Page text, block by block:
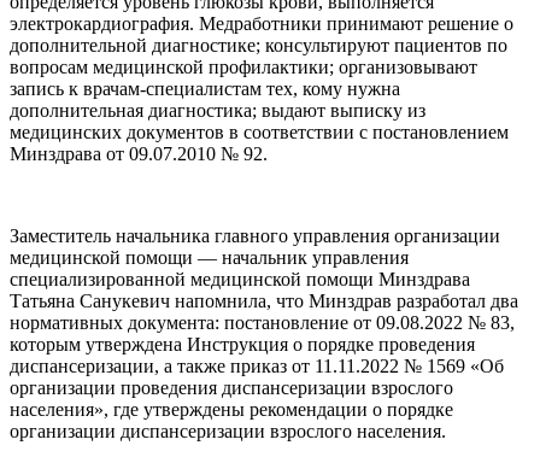
электрокардиография. Медработники принимают решение о
дополнительной диагностике; консультируют пациентов по
вопросам медицинской профилактики; организовывают
запись к врачам-специалистам тех, кому нужна
дополнительная диагностика; выдают выписку из
медицинских документов в соответствии с постановлением
Минздрава от 09.07.2010 № 92.
Заместитель начальника главного управления организации
медицинской помощи — начальник управления
специализированной медицинской помощи Минздрава
Татьяна Санукевич напомнила, что Минздрав разработал два
нормативных документа: постановление от 09.08.2022 № 83,
которым утверждена Инструкция о порядке проведения
диспансеризации, а также приказ от 11.11.2022 № 1569 «Об
организации проведения диспансеризации взрослого
населения», где утверждены рекомендации о порядке
организации диспансеризации взрослого населения.